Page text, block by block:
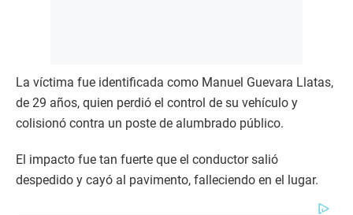
La víctima fue identificada como Manuel Guevara Llatas,
de 29 años, quien perdió el control de su vehículo y
colisionó contra un poste de alumbrado público.
El impacto fue tan fuerte que el conductor salió
despedido y cayó al pavimento, falleciendo en el lugar.